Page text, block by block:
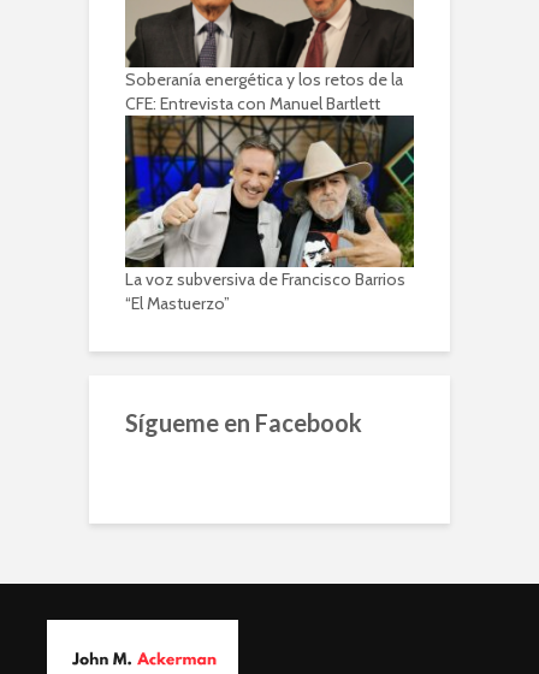
Soberanía energética y los retos de la
CFE: Entrevista con Manuel Bartlett
La voz subversiva de Francisco Barrios
“El Mastuerzo”
Sígueme en Facebook